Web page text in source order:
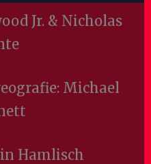
Jr. & Nicholas
Michael
Hamlisch